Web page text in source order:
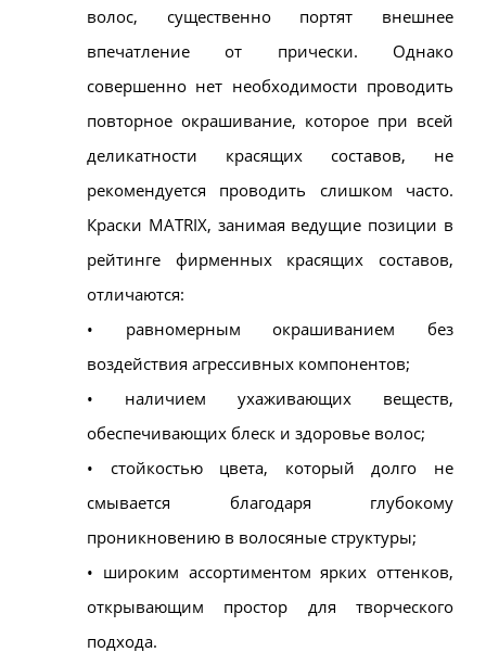
волос, существенно портят внешнее
впечатление от прически. Однако
совершенно нет необходимости проводить
повторное окрашивание, которое при всей
деликатности красящих составов, не
рекомендуется проводить слишком часто.
Краски MATRIX, занимая ведущие позиции в
рейтинге фирменных красящих составов,
отличаются:
• равномерным окрашиванием без
воздействия агрессивных компонентов;
• наличием ухаживающих веществ,
обеспечивающих блеск и здоровье волос;
• стойкостью цвета, который долго не
смывается благодаря глубокому
проникновению в волосяные структуры;
• широким ассортиментом ярких оттенков,
открывающим простор для творческого
подхода.